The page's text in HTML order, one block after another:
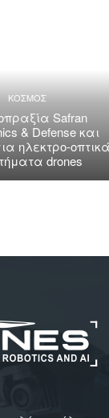
ΚΟΣΜΟΣ
Safran
& Defense και
ηλεκτρο-οπτικά
drones